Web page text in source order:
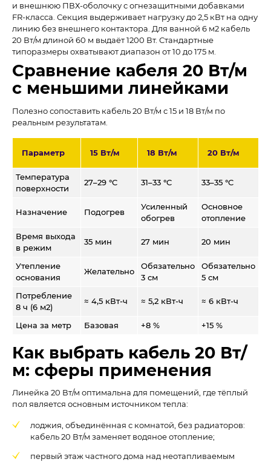
и внешнюю ПВХ-оболочку с огнезащитными добавками
FR-класса. Секция выдерживает нагрузку до 2,5 кВт на одну
линию без внешнего контактора. Для ванной 6 м2 кабель
20 Вт/м длиной 60 м выдаёт 1200 Вт. Стандартные
типоразмеры охватывают диапазон от 10 до 175 м.
Сравнение кабеля 20 Вт/м
с меньшими линейками
Полезно сопоставить кабель 20 Вт/м с 15 и 18 Вт/м по
реальным результатам.
Параметр 15 Вт/м 18 Вт/м 20 Вт/м
Температура
поверхности
27–29 °C 31–33 °C 33–35 °C
Назначение Подогрев
Усиленный
обогрев
Основное
отопление
Время выхода
в режим
35 мин 27 мин 20 мин
Утепление
основания
Желательно
Обязательно
3 см
Обязательно
5 см
Потребление
8 ч (6 м2)
≈ 4,5 кВт-ч ≈ 5,2 кВт-ч ≈ 6 кВт-ч
Цена за метр Базовая +8 % +15 %
Как выбрать кабель 20 Вт/
м: сферы применения
Линейка 20 Вт/м оптимальна для помещений, где тёплый
пол является основным источником тепла:
лоджия, объединённая с комнатой, без радиаторов:
кабель 20 Вт/м заменяет водяное отопление;
первый этаж частного дома над неотапливаемым